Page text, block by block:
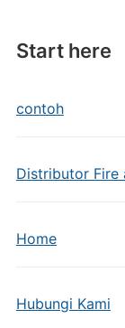
Start here
contoh
Distributor Fire
Home
Hubungi Kami